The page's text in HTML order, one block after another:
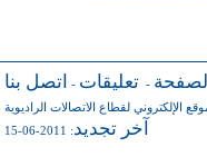
- تعليقات - اتصل بنا
الإلكتروني لقطاع الاتصالات الراديوية
آخر تجديد: 2011-06-15